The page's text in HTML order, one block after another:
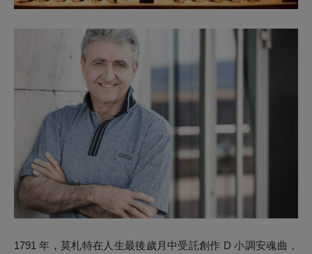
1791 年，莫札特在人生最後歲月中受託創作 D 小調安魂曲，